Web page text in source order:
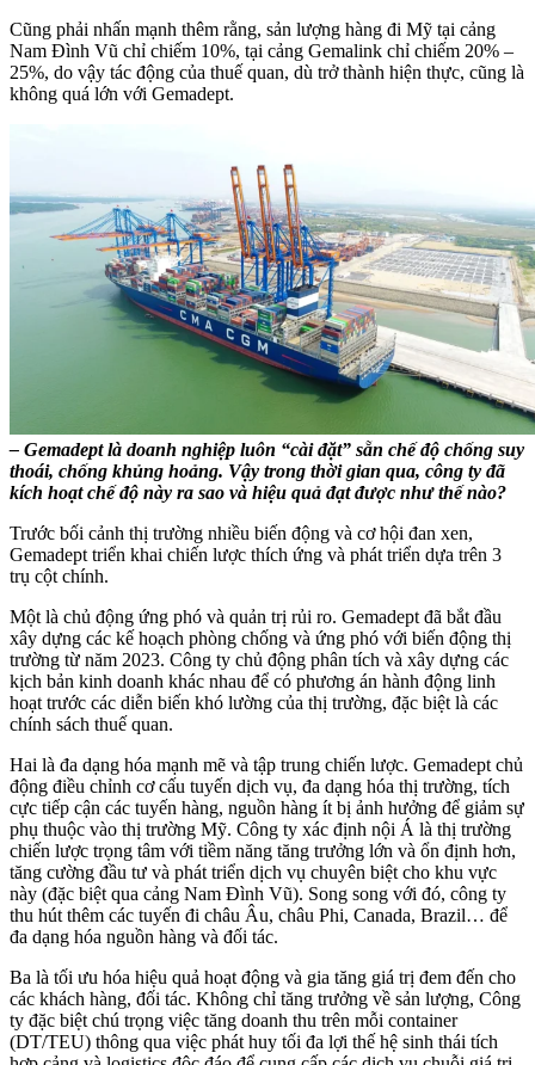
Cũng phải nhấn mạnh thêm rằng, sản lượng hàng đi Mỹ tại cảng
Nam Đình Vũ chỉ chiếm 10%, tại cảng Gemalink chỉ chiếm 20% –
25%, do vậy tác động của thuế quan, dù trở thành hiện thực, cũng là
không quá lớn với Gemadept.
– Gemadept là doanh nghiệp luôn “cài đặt” sẵn chế độ chống suy
thoái, chống khủng hoảng. Vậy trong thời gian qua, công ty đã
kích hoạt chế độ này ra sao và hiệu quả đạt được như thế nào?
Trước bối cảnh thị trường nhiều biến động và cơ hội đan xen,
Gemadept triển khai chiến lược thích ứng và phát triển dựa trên 3
trụ cột chính.
Một là chủ động ứng phó và quản trị rủi ro. Gemadept đã bắt đầu
xây dựng các kế hoạch phòng chống và ứng phó với biến động thị
trường từ năm 2023. Công ty chủ động phân tích và xây dựng các
kịch bản kinh doanh khác nhau để có phương án hành động linh
hoạt trước các diễn biến khó lường của thị trường, đặc biệt là các
chính sách thuế quan.
Hai là đa dạng hóa mạnh mẽ và tập trung chiến lược. Gemadept chủ
động điều chỉnh cơ cấu tuyến dịch vụ, đa dạng hóa thị trường, tích
cực tiếp cận các tuyến hàng, nguồn hàng ít bị ảnh hưởng để giảm sự
phụ thuộc vào thị trường Mỹ. Công ty xác định nội Á là thị trường
chiến lược trọng tâm với tiềm năng tăng trưởng lớn và ổn định hơn,
tăng cường đầu tư và phát triển dịch vụ chuyên biệt cho khu vực
này (đặc biệt qua cảng Nam Đình Vũ). Song song với đó, công ty
thu hút thêm các tuyến đi châu Âu, châu Phi, Canada, Brazil… để
đa dạng hóa nguồn hàng và đối tác.
Ba là tối ưu hóa hiệu quả hoạt động và gia tăng giá trị đem đến cho
các khách hàng, đối tác. Không chỉ tăng trưởng về sản lượng, Công
ty đặc biệt chú trọng việc tăng doanh thu trên mỗi container
(DT/TEU) thông qua việc phát huy tối đa lợi thế hệ sinh thái tích